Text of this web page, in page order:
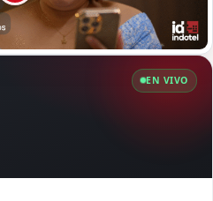
EN VIVO